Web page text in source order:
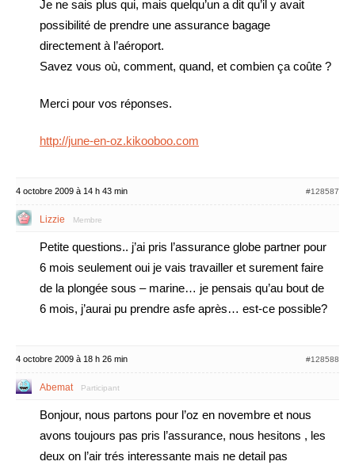
Je ne sais plus qui, mais quelqu’un a dit qu’il y avait
possibilité de prendre une assurance bagage
directement à l’aéroport.
Savez vous où, comment, quand, et combien ça coûte ?
Merci pour vos réponses.
http://june-en-oz.kikooboo.com
4 octobre 2009 à 14 h 43 min #128587
Lizzie Membre
Petite questions.. j’ai pris l’assurance globe partner pour
6 mois seulement oui je vais travailler et surement faire
de la plongée sous – marine… je pensais qu’au bout de
6 mois, j’aurai pu prendre asfe après… est-ce possible?
4 octobre 2009 à 18 h 26 min #128588
Abemat Participant
Bonjour, nous partons pour l’oz en novembre et nous
avons toujours pas pris l’assurance, nous hesitons , les
deux on l’air trés interessante mais ne detail pas